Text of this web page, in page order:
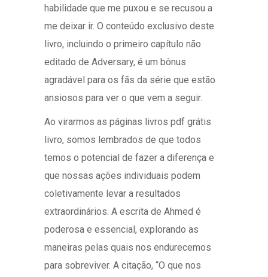
habilidade que me puxou e se recusou a
me deixar ir. O conteúdo exclusivo deste
livro, incluindo o primeiro capítulo não
editado de Adversary, é um bônus
agradável para os fãs da série que estão
ansiosos para ver o que vem a seguir.
Ao virarmos as páginas livros pdf grátis
livro, somos lembrados de que todos
temos o potencial de fazer a diferença e
que nossas ações individuais podem
coletivamente levar a resultados
extraordinários. A escrita de Ahmed é
poderosa e essencial, explorando as
maneiras pelas quais nos endurecemos
para sobreviver. A citação, “O que nos